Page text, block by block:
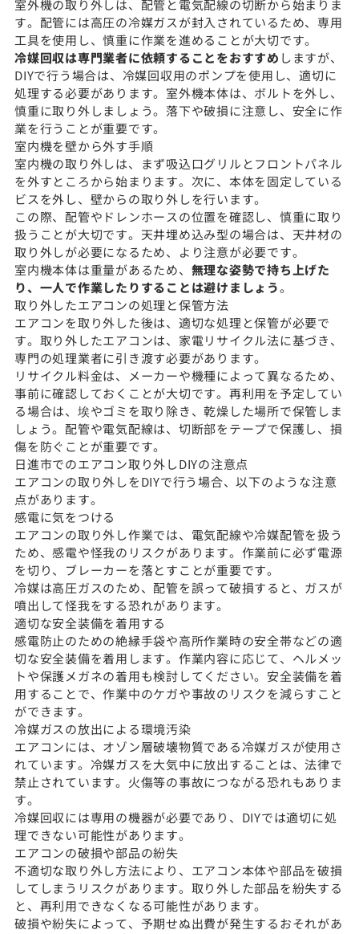
室外機の取り外しは、配管と電気配線の切断から始まりま
す。配管には高圧の冷媒ガスが封入されているため、専用
工具を使用し、慎重に作業を進めることが大切です。
冷媒回収は専門業者に依頼することをおすすめ しますが、
DIYで行う場合は、冷媒回収用のポンプを使用し、適切に
処理する必要があります。室外機本体は、ボルトを外し、
慎重に取り外しましょう。落下や破損に注意し、安全に作
業を行うことが重要です。
室内機を壁から外す手順
室内機の取り外しは、まず吸込口グリルとフロントパネル
を外すところから始まります。次に、本体を固定している
ビスを外し、壁からの取り外しを行います。
この際、配管やドレンホースの位置を確認し、慎重に取り
扱うことが大切です。天井埋め込み型の場合は、天井材の
取り外しが必要になるため、より注意が必要です。
室内機本体は重量があるため、 無理な姿勢で持ち上げた
り、一人で作業したりすることは避けましょう。
取り外したエアコンの処理と保管方法
エアコンを取り外した後は、適切な処理と保管が必要で
す。取り外したエアコンは、家電リサイクル法に基づき、
専門の処理業者に引き渡す必要があります。
リサイクル料金は、メーカーや機種によって異なるため、
事前に確認しておくことが大切です。再利用を予定してい
る場合は、埃やゴミを取り除き、乾燥した場所で保管しま
しょう。配管や電気配線は、切断部をテープで保護し、損
傷を防ぐことが重要です。
日進市でのエアコン取り外しDIYの注意点
エアコンの取り外しをDIYで行う場合、以下のような注意
点があります。
感電に気をつける
エアコンの取り外し作業では、電気配線や冷媒配管を扱う
ため、感電や怪我のリスクがあります。作業前に必ず電源
を切り、ブレーカーを落とすことが重要です。
冷媒は高圧ガスのため、配管を誤って破損すると、ガスが
噴出して怪我をする恐れがあります。
適切な安全装備を着用する
感電防止のための絶縁手袋や高所作業時の安全帯などの適
切な安全装備を着用します。作業内容に応じて、ヘルメッ
トや保護メガネの着用も検討してください。安全装備を着
用することで、作業中のケガや事故のリスクを減らすこと
ができます。
冷媒ガスの放出による環境汚染
エアコンには、オゾン層破壊物質である冷媒ガスが使用さ
れています。冷媒ガスを大気中に放出することは、法律で
禁止されています。火傷等の事故につながる恐れもありま
す。
冷媒回収には専用の機器が必要であり、DIYでは適切に処
理できない可能性があります。
エアコンの破損や部品の紛失
不適切な取り外し方法により、エアコン本体や部品を破損
してしまうリスクがあります。取り外した部品を紛失する
と、再利用できなくなる可能性があります。
破損や紛失によって、予期せぬ出費が発生するおそれがあ